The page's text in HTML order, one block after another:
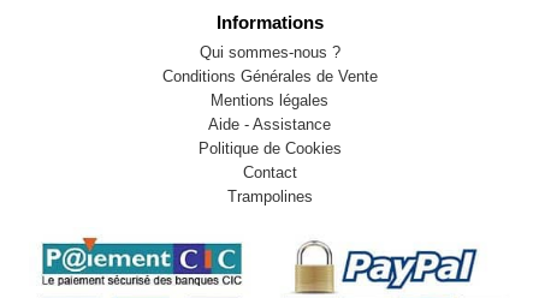
Informations
Qui sommes-nous ?
Conditions Générales de Vente
Mentions légales
Aide - Assistance
Politique de Cookies
Contact
Trampolines